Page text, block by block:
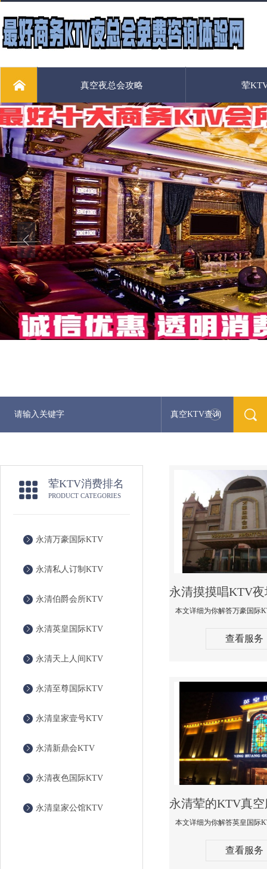
真空夜总会攻略 荤
真空KTV查询
荤KTV消费排名
PRODUCT CATEGORIES
永清万豪国际KTV
永清私人订制KTV
永清伯爵会所KTV
永清英皇国际KTV
永清天上人间KTV
永清至尊国际KTV
永清皇家壹号KTV
永清新鼎会KTV
永清夜色国际KTV
永清皇家公馆KTV
查看服务
查看服务